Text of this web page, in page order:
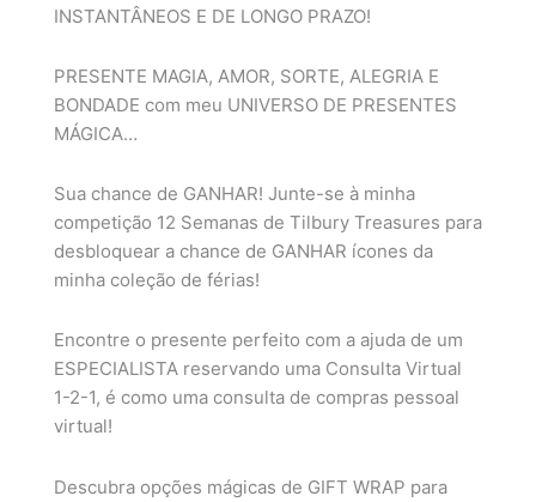
INSTANTÂNEOS E DE LONGO PRAZO!
PRESENTE MAGIA, AMOR, SORTE, ALEGRIA E
BONDADE com meu UNIVERSO DE PRESENTES
MÁGICA…
Sua chance de GANHAR! Junte-se à minha
competição 12 Semanas de Tilbury Treasures para
desbloquear a chance de GANHAR ícones da
minha coleção de férias!
Encontre o presente perfeito com a ajuda de um
ESPECIALISTA reservando uma Consulta Virtual
1-2-1, é como uma consulta de compras pessoal
virtual!
Descubra opções mágicas de GIFT WRAP para